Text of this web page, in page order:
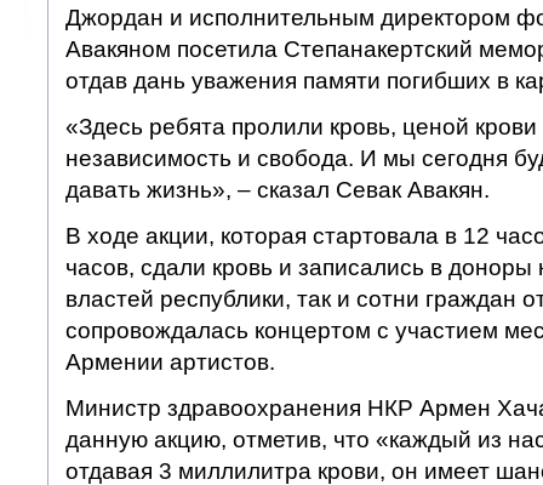
Джордан и исполнительным директором
Авакяном посетила Степанакертский
отдав дань уважения памяти погибших в
«Здесь ребята пролили кровь, ценой
независимость и свобода. И мы сегодня
давать жизнь», – сказал Севак Авакян.
В ходе акции, которая стартовала в 12
часов, сдали кровь и записались в доноры
властей республики, так и сотни граждан
сопровождалась концертом с участием
Армении артистов.
Министр здравоохранения НКР Армен
данную акцию, отметив, что «каждый из
отдавая 3 миллилитра крови, он имеет